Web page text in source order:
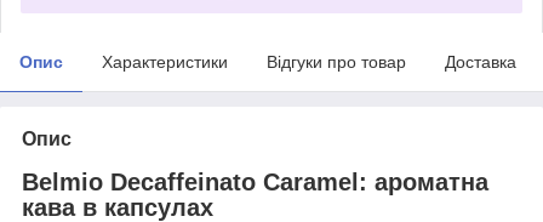
Опис Характеристики Відгуки про товар Доставка
Опис
Belmio Decaffeinato Caramel: ароматна
кава в капсулах